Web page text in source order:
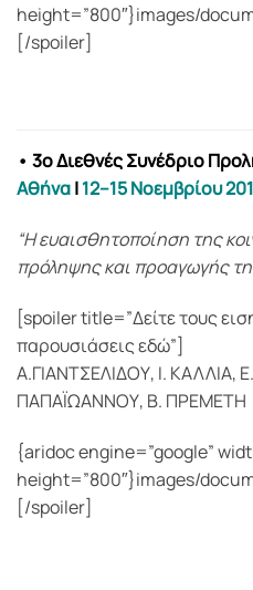
height=”800″}images/
[/spoiler]
• 3o Διεθνές Συνέδριο
Αθήνα|12–15 Νοεμβρίου
“Η ευαισθητοποίηση της
πρόληψης και προαγωγής
[spoiler title=”Δείτε τους
παρουσιάσεις εδώ”]
A.ΓΙΑΝΤΣΕΛΙΔΟΥ, I. ΚΑΛΛΙΑ,
ΠΑΠΑΪΩΑΝΝΟΥ, Β. ΠΡΕΜΕΤΗ
{aridoc engine=”google”
height=”800″}images/
[/spoiler]